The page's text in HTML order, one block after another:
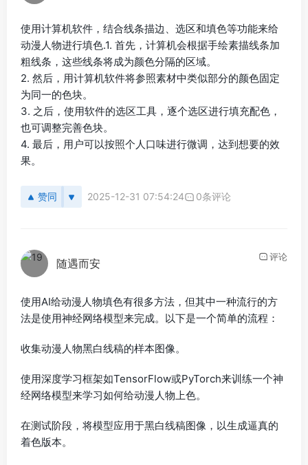
使用计算机软件，结合线条描边、选区和填色等功能来给
动漫人物进行填色.1. 首先，计算机会根据手绘素描线条加
粗线条，这些线条将成为颜色分隔的区域。
2. 然后，用计算机软件将参照素材中类似部分的颜色固定
为同一的色块。
3. 之后，使用软件的选区工具，逐个选区进行填充配色，
也可调整完善色块。
4. 最后，用户可以按照个人口味进行微调，达到想要的效
果。
赞同 2025-12-31 07:54:24 0条评论
随遇而安 评论
使用AI给动漫人物填色有很多方法，但其中一种流行的方
法是使用神经网络模型来完成。以下是一个简单的流程：
收集动漫人物黑白线稿的样本图像。
使用深度学习框架如TensorFlow或PyTorch来训练一个神
经网络模型来学习如何给动漫人物上色。
在测试阶段，将模型应用于黑白线稿图像，以生成逼真的
着色版本。